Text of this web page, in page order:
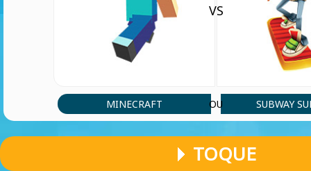
MINECRAFT
VS
OU SUBWAY
TOQUE